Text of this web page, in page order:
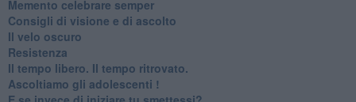
​Memento celebrare semper
​Consigli di visione e di ascolto
​Il velo oscuro
Resistenza
​Il tempo libero. Il tempo ritrovato.
Ascoltiamo gli adolescenti !